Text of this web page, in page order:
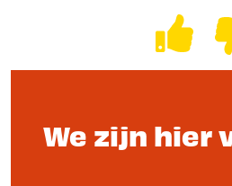
We zijn hier